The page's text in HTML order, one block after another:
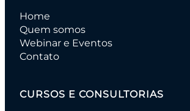
Home
Quem somos
Webinar e Eventos
Contato
CURSOS E CONSULTORIAS